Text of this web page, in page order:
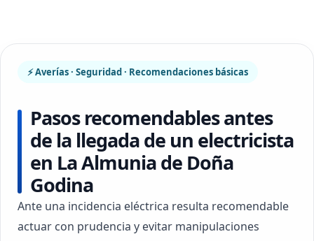
⚡ Averías · Seguridad · Recomendaciones básicas
Pasos recomendables antes
de la llegada de un electricista
en La Almunia de Doña
Godina
Ante una incidencia eléctrica resulta recomendable
actuar con prudencia y evitar manipulaciones